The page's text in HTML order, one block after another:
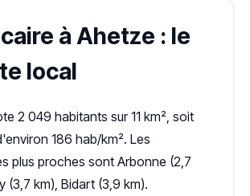
à Ahetze : le
local
2 049 habitants sur 11 km², soit
186 hab/km². Les
plus proches sont Arbonne (2,7
(3,7 km), Bidart (3,9 km).